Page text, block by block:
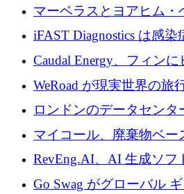
を与える
マーベラスとヨアヒム・
の商業化ギャップを埋め
ロのディープテック基金
iFAST Diagnostics は感
菌薬耐性への取り組みに
Caudal Energy、フィン
電技術の規模拡大に向け
WeRoad が現実世界の旅
めに 5,800 万ドルを獲得
ロンドンのデータセンタ
州と中東の拡張に 27 億
マイコール、廃棄物ベー
に400万ポンドを投資
RevEng.AI、AI 生成ソフ
確保するために 1,500 万
Go Swag がグローバル